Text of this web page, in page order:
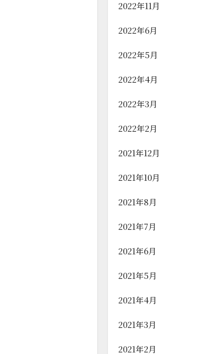
2022年11月
2022年6月
2022年5月
2022年4月
2022年3月
2022年2月
2021年12月
2021年10月
2021年8月
2021年7月
2021年6月
2021年5月
2021年4月
2021年3月
2021年2月